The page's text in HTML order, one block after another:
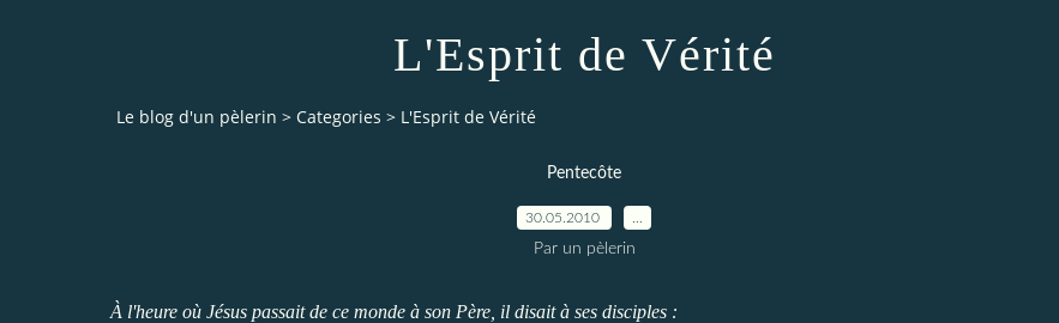
L'Esprit de Vérité
Le blog d'un pèlerin > Categories > L'Esprit de Vérité
Pentecôte
30.05.2010
Par un pèlerin
À l'heure où Jésus passait de ce monde à son Père, il disait à ses disciples :